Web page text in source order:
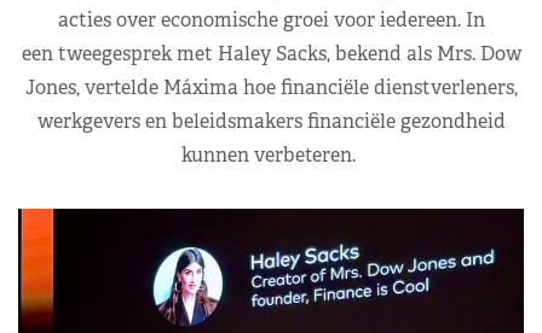
acties over economische groei voor iedereen. In
een tweegesprek met Haley Sacks, bekend als Mrs. Dow
Jones, vertelde Máxima hoe financiële dienstverleners,
werkgevers en beleidsmakers financiële gezondheid
kunnen verbeteren.